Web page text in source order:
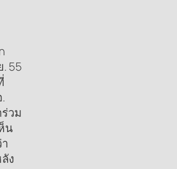
55
วม
น
ง